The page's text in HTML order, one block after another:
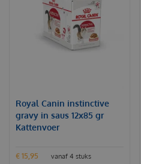
Royal Canin instinctive
gravy in saus 12x85 gr
Kattenvoer
vanaf 4 stuks
€ 15 95